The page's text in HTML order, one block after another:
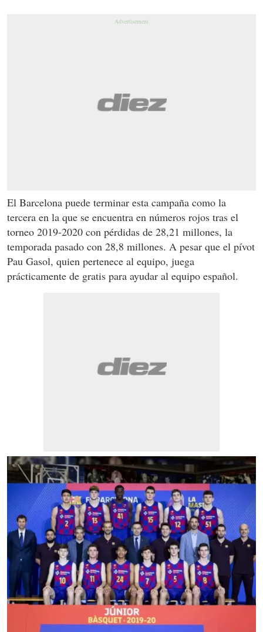
El Barcelona puede terminar esta campaña como la
tercera en la que se encuentra en números rojos tras el
torneo 2019-2020 con pérdidas de 28,21 millones, la
temporada pasado con 28,8 millones. A pesar que el pívot
Pau Gasol, quien pertenece al equipo, juega
prácticamente de gratis para ayudar al equipo español.